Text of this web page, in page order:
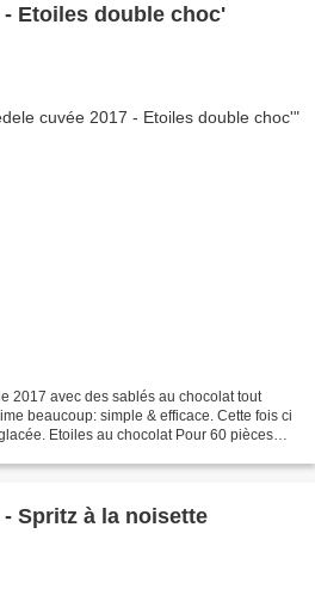
- Etoiles double choc'
2017 avec des sablés au chocolat tout
beaucoup: simple & efficace. Cette fois ci
Etoiles au chocolat Pour 60 pièces
Spritz à la noisette